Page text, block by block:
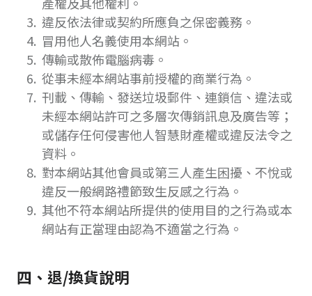
違反依法律或契約所應負之保密義務。
冒用他人名義使用本網站。
傳輸或散佈電腦病毒。
從事未經本網站事前授權的商業行為。
刊載、傳輸、發送垃圾郵件、連鎖信、違法或
未經本網站許可之多層次傳銷訊息及廣告等；
或儲存任何侵害他人智慧財產權或違反法令之
資料。
對本網站其他會員或第三人產生困擾、不悅或
違反一般網路禮節致生反感之行為。
其他不符本網站所提供的使用目的之行為或本
網站有正當理由認為不適當之行為。
四、退/換貨說明